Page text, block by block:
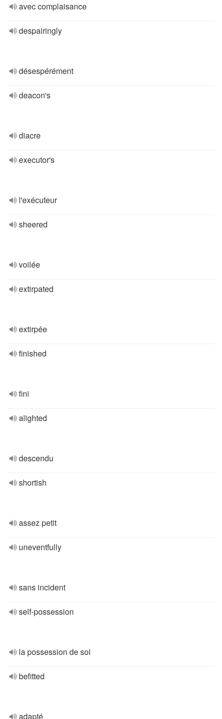
avec complaisance
despairingly
désespérément
deacon's
diacre
executor's
l'exécuteur
sheered
voilée
extirpated
extirpée
finished
fini
alighted
descendu
shortish
assez petit
uneventfully
sans incident
self-possession
la possession de soi
befitted
adapté